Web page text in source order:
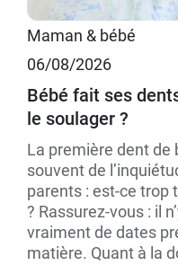
Maman & bébé
06/08/2026
Bébé fait ses
le soulager ?
La première dent de
souvent de
parents : est-ce trop
? Rassurez-vous : il
vraiment de dates
matière. Quant à la